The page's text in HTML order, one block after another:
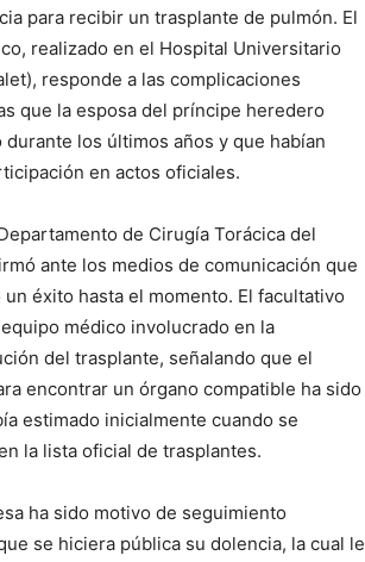
para recibir un trasplante de pulmón. El
realizado en el Hospital Universitario
responde a las complicaciones
que la esposa del príncipe heredero
durante los últimos años y que habían
en actos oficiales.
de Cirugía Torácica del
ante los medios de comunicación que
éxito hasta el momento. El facultativo
médico involucrado en la
del trasplante, señalando que el
encontrar un órgano compatible ha sido
estimado inicialmente cuando se
la lista oficial de trasplantes.
ha sido motivo de seguimiento
se hiciera pública su dolencia, la cual le